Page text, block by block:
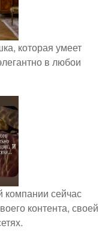
которая умеет
в любои
компании сейчас
контента, своей